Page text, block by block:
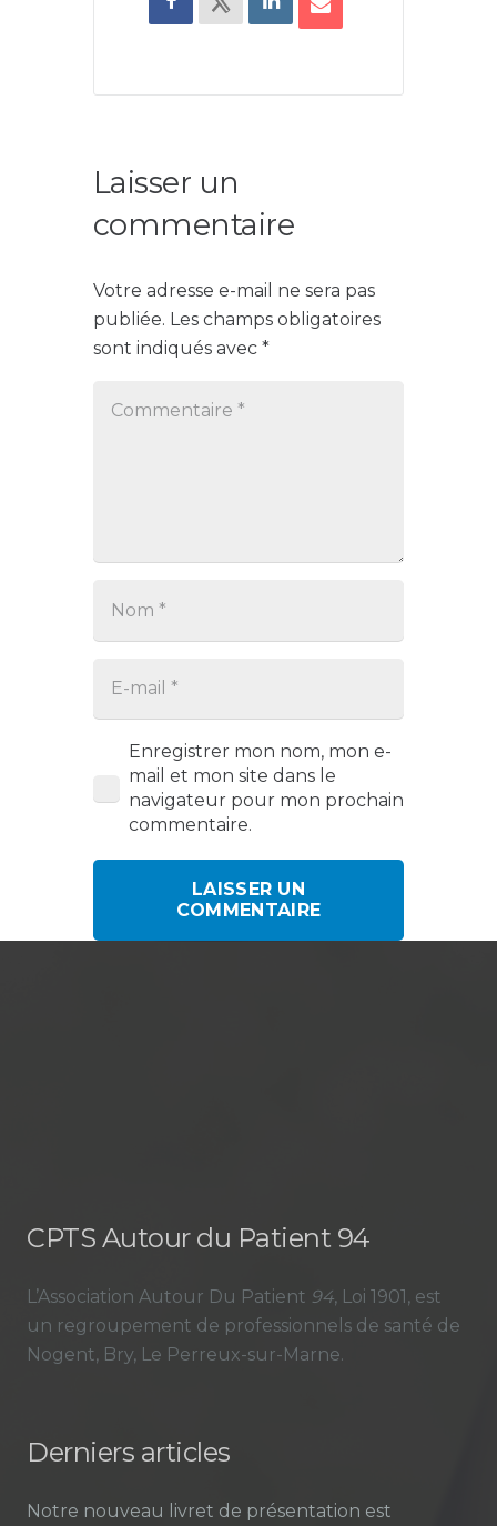
Laisser un
commentaire
Votre adresse e-mail ne sera pas
publiée. Les champs obligatoires
sont indiqués avec *
Enregistrer mon nom, mon e-
mail et mon site dans le
navigateur pour mon prochain
commentaire.
LAISSER UN
COMMENTAIRE
CPTS Autour du Patient 94
L’Association Autour Du Patient 94, Loi 1901, est
un regroupement de professionnels de santé de
Nogent, Bry, Le Perreux-sur-Marne.
Derniers articles
Notre nouveau livret de présentation est